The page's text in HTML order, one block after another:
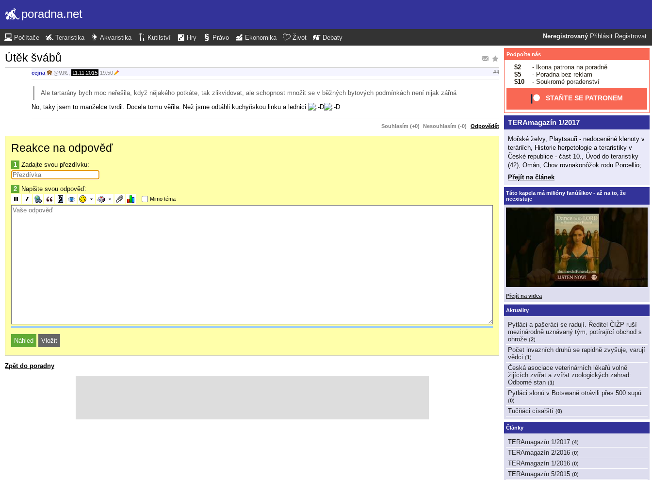
poradna.net
Neregistrovaný Přihlásit Registrovat
Počítače Teraristika Akvaristika Kutilství Hry Právo Ekonomika Život Debaty
Útěk švábů
cejna @V.R. 11.11.2015 19:50 #4
Ale tartarány bych moc neřešila, když nějakého potkáte, tak zlikvidovat, ale schopnost množit se v běžných bytových podmínkách není nijak zářná
No, taky jsem to manželce tvrdil. Docela tomu věřila. Než jsme odtáhli kuchyňskou linku a lednici
Souhlasím (+0) Nesouhlasím (-0) Odpovědět
Reakce na odpověď
1 Zadajte svou přezdívku:
2 Napište svou odpověď:
Mimo téma
Zpět do poradny
Podpořte nás
$2
- Ikona patrona na poradně
$5
- Poradna bez reklam
$10
- Soukromé poradenství
STAŇTE SE PATRONEM
TERAmagazín 1/2017
Mořské želvy, Playtsauři - nedoceněné klenoty v
teráriích, Historie herpetologie a teraristiky v
České republice - část 10., Úvod do teraristiky
(42), Omán, Chov rovnakonôžok rodu Porcellio;
Přejít na článek
Táto kapela má milióny fanúšikov - až na to, že
neexistuje
Přejít na videa
Aktuality
Pytláci a pašeráci se radují. Ředitel ČIŽP ruší
mezinárodně uznávaný tým, potírající obchod s
ohrože (2)
Počet invazních druhů se rapidně zvyšuje, varují
vědci (1)
Česká asociace veterinárních lékařů volně
žijících zvířat a zvířat zoologických zahrad:
Odborné stan (1)
Pytláci slonů v Botswaně otrávili přes 500 supů
(0)
Tučňáci císařští (0)
Články
TERAmagazín 1/2017 (4)
TERAmagazín 2/2016 (0)
TERAmagazín 1/2016 (0)
TERAmagazín 5/2015 (0)